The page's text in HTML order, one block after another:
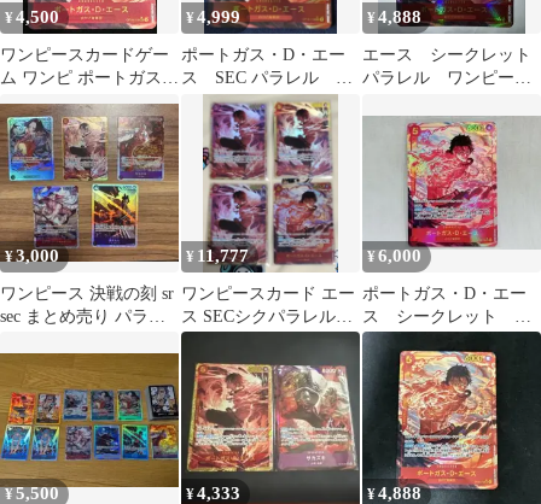
¥4,500
ワンピースカードゲー
ム ワンピ ポートガス・
D・エース［パラレ
ル］（Makitoshi） SEC
OP16-118 ［OP16］ ブ
ースターパック 決戦の
刻 トレカ TCG 248
¥4,999
ポートガス・D・エー
ス SEC パラレル
OP16-118
¥4,888
エース シークレット
パラレル ワンピース
¥3,000
ワンピース 決戦の刻 sr
sec まとめ売り パラレ
¥ 11,777
ワンピースカード エー
ス SECシクパラレル
OP16-118 シークレット
計4枚
¥6,000
ポートガス・D・エー
ス シークレット パ
ラレル SEC 決戦の
刻 ワンピース
¥5,500 ¥4,333 ¥4,888